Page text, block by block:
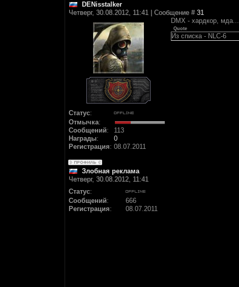
DENisstalker
Четверг, 30.08.2012, 11:41 | Сообщение # 31
Статус:
Отмычка:
Сообщений:
113
Награды:
0
Регистрация: 08.07.2011
DMX - хардкор, мда...
Quote
Из списка - NLC-6
Злобная реклама
Четверг, 30.08.2012, 11:41
Статус:
Сообщений:
666
Регистрация: 08.07.2011